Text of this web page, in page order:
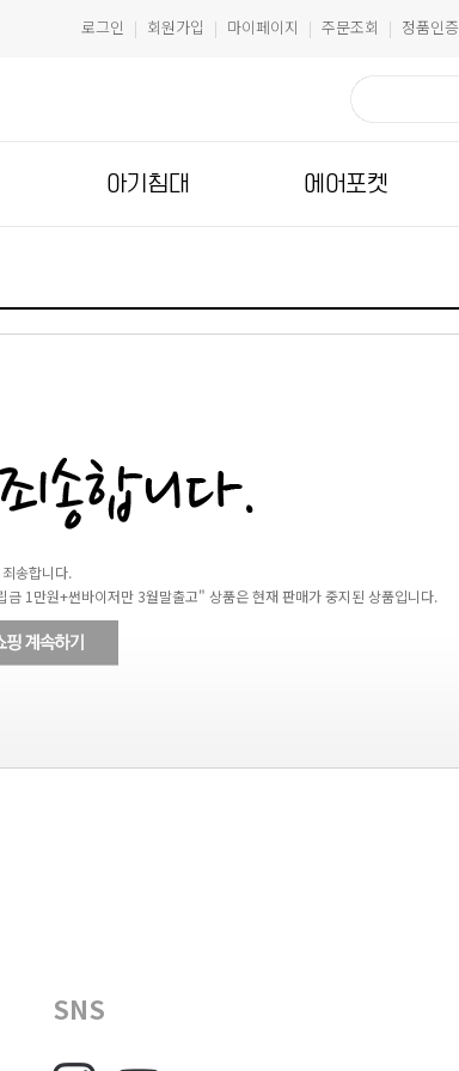
로그인 | 회원가입 | 마이페이지 | 주문조회 | 정품인증
아기침대 에어포켓
죄송합니다.
1만원+썬바이저만 3월말출고" 상품은 현재 판매가 중지된 상품입니다.
SNS